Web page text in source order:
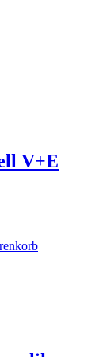
V+E